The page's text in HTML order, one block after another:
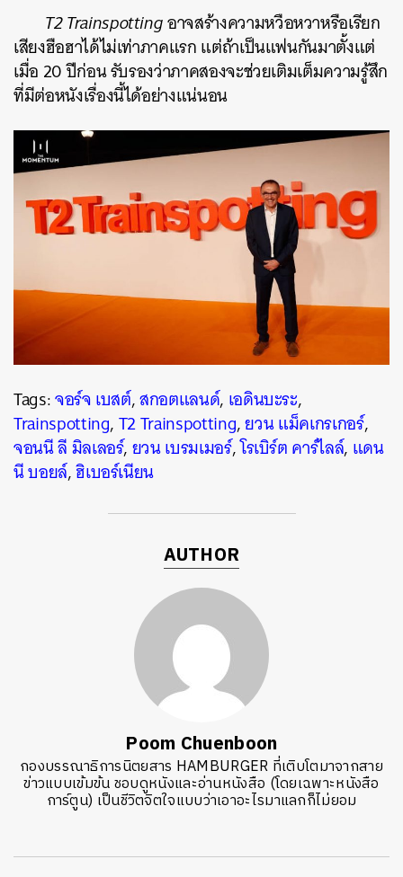
T2 Trainspottingอาจสร้างความหวือหวาหรือเรียก
เสียงฮือฮาได้ไม่เท่าภาคแรก แต่ถ้าเป็นแฟนกันมาตั้งแต่
เมื่อ 20 ปีก่อน รับรองว่าภาคสองจะช่วยเติมเต็มความรู้สึก
ที่มีต่อหนังเรื่องนี้ได้อย่างแน่นอน
Tags:จอร์จ เบสต์,สกอตแลนด์, เอดินบะระ,
Trainspotting,T2 Trainspotting,ยวน แม็คเกรเกอร์,
จอนนี ลี มิลเลอร์,ยวน เบรมเมอร์,โรเบิร์ต คาร์ไลล์, แดน
นี บอยล์,ฮิเบอร์เนียน
AUTHOR
Poom Chuenboon
กองบรรณาธิการนิตยสาร HAMBURGER ที่เติบโตมาจากสาย
ข่าวแบบเข้มข้น ชอบดูหนังและอ่านหนังสือ (โดยเฉพาะหนังสือ
การ์ตูน) เป็นชีวิตจิตใจแบบว่าเอาอะไรมาแลกก็ไม่ยอม